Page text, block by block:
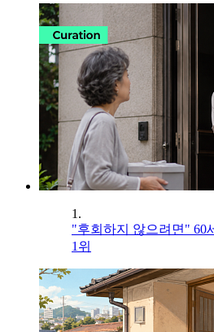
1.
"후회하지 않으려면" 60
1위